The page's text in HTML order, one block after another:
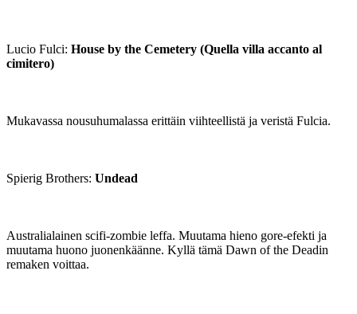
Lucio Fulci: House by the Cemetery (Quella villa accanto al
cimitero)
Mukavassa nousuhumalassa erittäin viihteellistä ja veristä Fulcia.
Spierig Brothers: Undead
Australialainen scifi-zombie leffa. Muutama hieno gore-efekti ja
muutama huono juonenkäänne. Kyllä tämä Dawn of the Deadin
remaken voittaa.